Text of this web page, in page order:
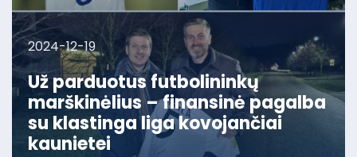
2024-12-19
Už parduotus futbolininkų
marškinėlius – finansinė pagalba
su klastinga liga kovojančiai
kaunietei